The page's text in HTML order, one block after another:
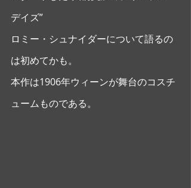
デイズ”
ロミー・シュナイダーについて語るの
は初めてかも。
本作は1906年ウィーンが舞台のコスチ
ュームものである。